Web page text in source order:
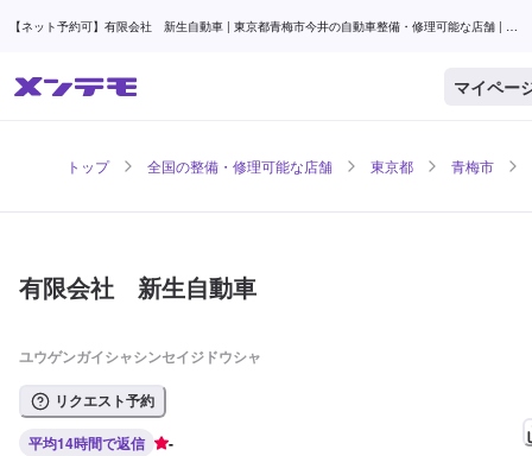
【ネット予約可】有限会社 新生自動車 | 東京都青梅市今井の自動車整備・修理可能な店舗 | メ
マイペー
トップ 全国の整備・修理可能な店舗 東京都 青梅市
有限会社 新生自動車
ユウゲンガイシャシンセイジドウシャ
リクエスト予約
平均14時間で返信 -